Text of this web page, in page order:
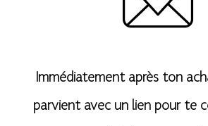
Immédiatement après ton
parvient avec un lien pour te